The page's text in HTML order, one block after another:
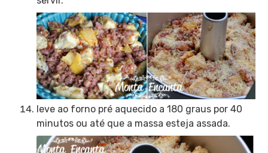
leve ao forno pré aquecido a 180 graus por 40
minutos ou até que a massa esteja assada.